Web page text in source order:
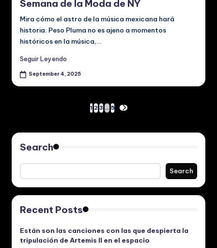
Semana de la Moda de NY
Mira cómo el astro de la música mexicana hará
historia. Peso Pluma no es ajeno a momentos
históricos en la música,…
Seguir Leyendo
September 4, 2025
pagination
1 2 3 … 5
NEXT
Search
Search
Recent Posts
Están son las canciones con las que despierta la
tripulación de Artemis II en el espacio